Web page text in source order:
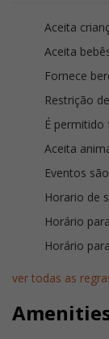
Aceita
Aceita
Fornece
Restrição
É
Aceita
Eventos
Horario de
Horário
Horário
ver todas as